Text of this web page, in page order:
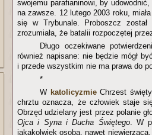
swojemu parafianinowi, by
na zawsze. 12 lutego 2003 roku,
się w Trybunale. Proboszcz
zrozumiała, że batalii rozpoczętej
Długo oczekiwane
również napisane: nie będzie mógł
i przede wszystkim nie ma prawa do
*
W katolicyzmieChrzest
chrztu oznacza, że człowiek staje
Obrzęd udzielany jest przez polanie
Ojca i Syna i Ducha Świętego. W
jakakolwiek osoba, nawet